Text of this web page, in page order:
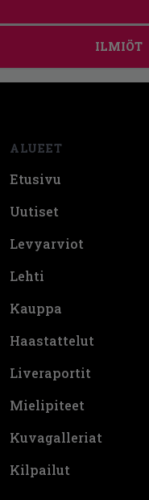
ILMIÖT
ALUEET
Etusivu
Uutiset
Levyarviot
Lehti
Kauppa
Haastattelut
Liveraportit
Mielipiteet
Kuvagalleriat
Kilpailut